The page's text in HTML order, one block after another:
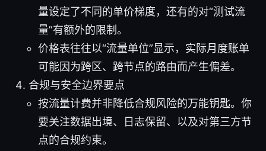
量设定了不同的单价梯度，还有的对“测试流
量”有额外的限制。
价格表往往以“流量单位”显示，实际月度账单
可能因为跨区、跨节点的路由而产生偏差。
合规与安全边界要点
按流量计费并非降低合规风险的万能钥匙。你
要关注数据出境、日志保留、以及对第三方节
点的合规约束。